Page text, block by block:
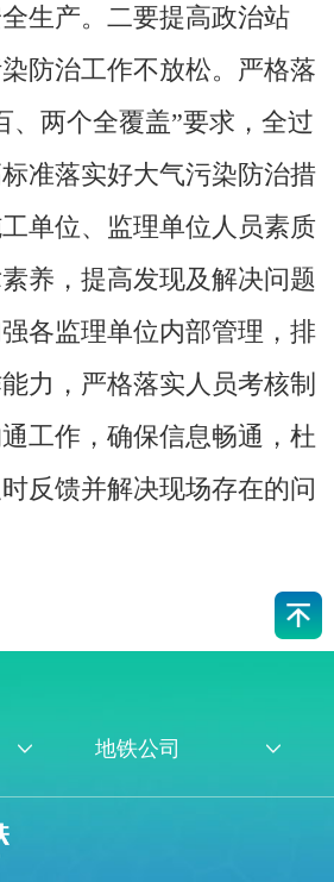
生产。二要提高政治站
防治工作不放松。严格落
、两个全覆盖”要求，全过
准落实好大气污染防治措
单位、监理单位人员素质
养，提高发现及解决问题
各监理单位内部管理，排
力，严格落实人员考核制
工作，确保信息畅通，杜
反馈并解决现场存在的问
地铁公司